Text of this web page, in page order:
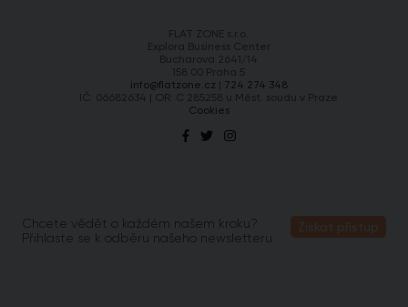
info@flatzone.cz
724 274 348
Cookies
Chcete vědět o každém našem kroku?
Přihlaste se k odběru našeho newsletteru
Získat přístup